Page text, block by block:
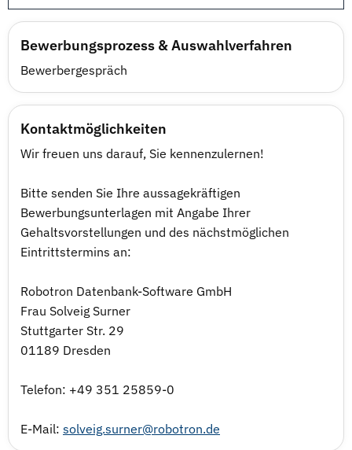
Bewerbungsprozess & Auswahlverfahren
Bewerbergespräch
Kontaktmöglichkeiten
Wir freuen uns darauf, Sie kennenzulernen!
Bitte senden Sie Ihre aussagekräftigen
Bewerbungsunterlagen mit Angabe Ihrer
Gehaltsvorstellungen und des nächstmöglichen
Eintrittstermins an:
Robotron Datenbank-Software GmbH
Frau Solveig Surner
Stuttgarter Str. 29
01189 Dresden
Telefon: +49 351 25859-0
E-Mail: solveig.surner@robotron.de